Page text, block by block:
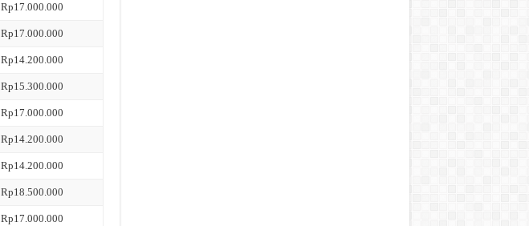
Rp17.000.000
Rp17.000.000
Rp14.200.000
Rp15.300.000
Rp17.000.000
Rp14.200.000
Rp14.200.000
Rp18.500.000
Rp17.000.000